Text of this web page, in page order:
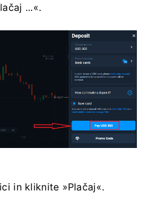
...«.
in kliknite »Plačaj«.